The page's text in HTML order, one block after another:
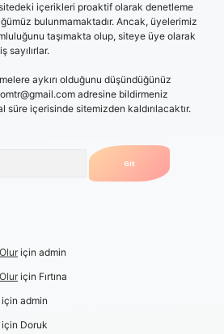
içerikleri proaktif olarak denetleme
bulunmamaktadır. Ancak, üyelerimiz
taşımakta olup, siteye üye olarak
sayılırlar.
aykırı olduğunu düşündüğünüz
adresine bildirmeniz
içerisinde sitemizden kaldırılacaktır.
için admin
için Fırtına
için admin
için Doruk